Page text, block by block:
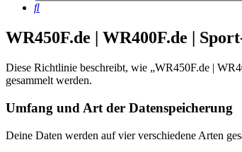
Suche
WR450F.de | WR400F.de |
Diese Richtlinie beschreibt, wie „WR450F.de |
gesammelt werden.
Umfang und Art der Datenspeicherung
Deine Daten werden auf vier verschiedene Arten